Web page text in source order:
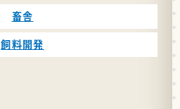
畜舎
飼料開発